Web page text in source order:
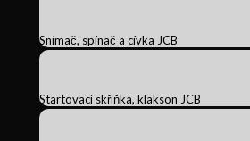
Snímač, spínač a cívka JCB
Startovací skříňka, klakson JCB